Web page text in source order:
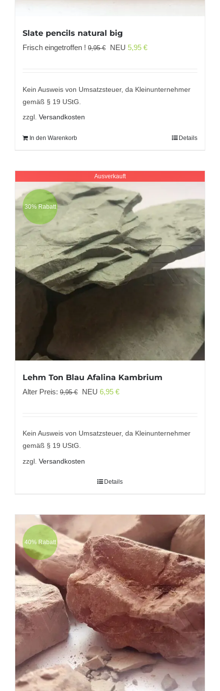
Slate pencils natural big
Frisch eingetroffen ! 9,95€
Ursprünglicher
9,95 €
NEU 5,95 €Aktueller
5,95 €.
Kein Ausweis von Umsatzsteuer, da Kleinunternehmer
gemäß § 19 UStG.
zzgl. Versandkosten
In den Warenkorb Details
Ausverkauft
30% Rabatt
Lehm Ton Blau Afalina Kambrium
Alter Preis: 9,95€
Ursprünglicher
9,95 €
NEU 6,95 €Aktueller
6,95 €.
Kein Ausweis von Umsatzsteuer, da Kleinunternehmer
gemäß § 19 UStG.
zzgl. Versandkosten
Details
40% Rabatt